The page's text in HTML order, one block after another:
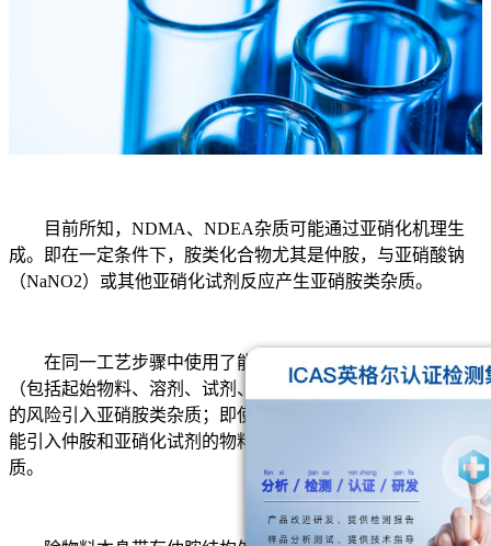
目前所知，NDMA、NDEA杂质可能通过亚硝化机理生
成。即在一定条件下，胺类化合物尤其是仲胺，与亚硝酸钠
（NaNO2）或其他亚硝化试剂反应产生亚硝胺类杂质。
在同一工艺步骤中使用了能引入仲胺和亚硝化试剂的物料
（包括起始物料、溶剂、试剂、催化剂、中间体等），有较高
的风险引入亚硝胺类杂质；即使在不同的工艺步骤中分别使用
能引入仲胺和亚硝化试剂的物料，也可能会产生亚硝胺类杂
质。